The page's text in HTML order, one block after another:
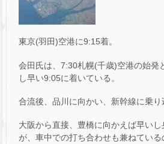
東京(羽田)空港に9:15着。
会田氏は、7:30札幌(千歳)空港の始発
し早い9:05に着いている。
合流後、品川に向かい、新幹線に乗り
大阪から直接、豊橋に向かえば早いし
が、車中での打ち合わせも兼ねている